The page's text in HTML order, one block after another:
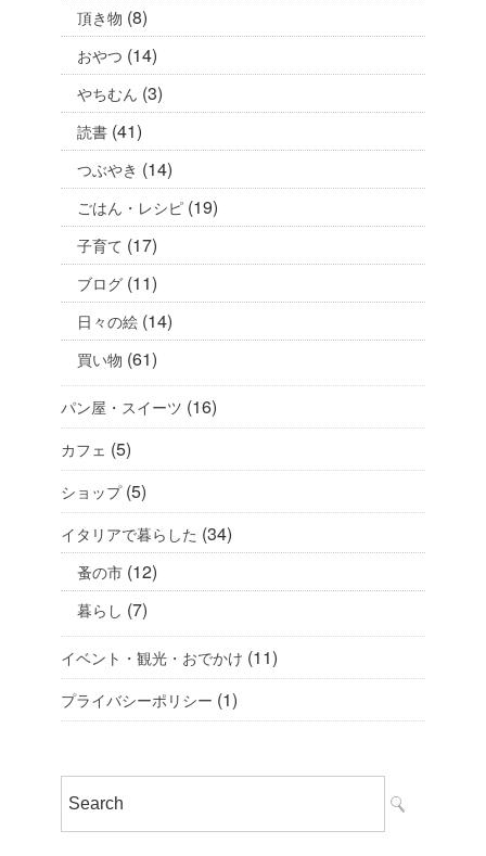
頂き物 (8)
おやつ (14)
やちむん (3)
読書 (41)
つぶやき (14)
ごはん・レシピ (19)
子育て (17)
ブログ (11)
日々の絵 (14)
買い物 (61)
パン屋・スイーツ (16)
カフェ (5)
ショップ(5)
イタリアで暮らした (34)
蚤の市 (12)
暮らし (7)
イベント・観光・おでかけ (11)
プライバシーポリシー (1)